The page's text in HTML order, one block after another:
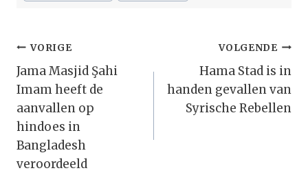
Bericht
Navigatie
VORIGE
Jama Masjid Şahi
Imam heeft de
aanvallen op
hindoes in
Bangladesh
veroordeeld
VOLGENDE
Hama Stad is in
handen gevallen van
Syrische Rebellen